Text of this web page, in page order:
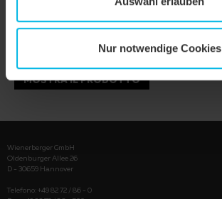
Nur notwendige Cookies
MOSTRA IL PRODOTTO
Wienerberger GmbH
Oldenburger Allee 26
D - 30659 Hannover
Telefono: +49 82 72 / 86 - 0